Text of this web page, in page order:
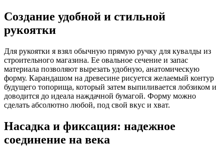
Создание удобной и стильной
рукоятки
Для рукоятки я взял обычную прямую ручку для кувалды из
строительного магазина. Ее овальное сечение и запас
материала позволяют вырезать удобную, анатомическую
форму. Карандашом на древесине рисуется желаемый контур
будущего топорища, который затем выпиливается лобзиком и
доводится до идеала наждачной бумагой. Форму можно
сделать абсолютно любой, под свой вкус и хват.
Насадка и фиксация: надежное
соединение на века